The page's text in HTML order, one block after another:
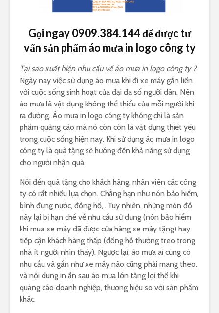
Gọi ngay 0909.384.144 để được tư
vấn sản phẩm áo mưa in logo công ty
Tại sao xuất hiện nhu cầu về áo mưa in logo công ty ?
Ngày nay việc sử dụng áo mưa khi đi xe máy gắn liền
với cuộc sống sinh hoạt của đại đa số người dân. Nên
áo mưa là vật dụng không thể thiếu của mỗi người khi
ra đường. Áo mưa in logo công ty không chỉ là sản
phẩm quảng cáo mà nó còn còn là vật dụng thiết yếu
trong cuộc sống hiện nay. Khi sử dụng áo mưa in logo
công ty là quà tặng sẽ hướng đến khả năng sử dụng
cho người nhận quà.
Nói đến quà tặng cho khách hàng, nhân viên các công
ty có rất nhiều lựa chọn. Chẳng hạn như nón bảo hiểm,
bình đựng nước, đồng hồ,…Tuy nhiên, những món đồ
này lại bị hạn chế về nhu cầu sử dụng (nón bảo hiểm
khi mua xe máy đã được cửa hàng xe máy tặng) hay
tiếp cận khách hàng thấp (đồng hồ thường treo trong
nhà ít người nhìn thấy). Ngược lại, áo mưa ai cũng có
nhu cầu và gần như xe máy nào cũng phải mang theo.
và nội dung in ấn sau áo mưa lớn tăng lợi thế khi
quảng cáo doanh nghiệp, thương hiệu so với sản phẩm
khác.